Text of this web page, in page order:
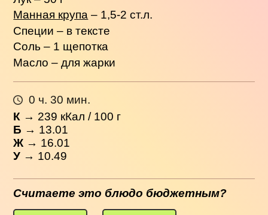
Манная крупа – 1,5-2 ст.л.
Специи – в тексте
Соль – 1 щепотка
Масло – для жарки
0 ч. 30 мин.
К → 239 кКал / 100 г
Б → 13.01
Ж → 16.01
У → 10.49
Считаете это блюдо бюджетным?